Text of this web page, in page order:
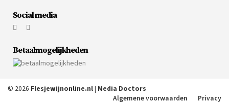
Social media
Betaalmogelijkheden
© 2026 Flesjewijnonline.nl| Media Doctors
Algemene voorwaarden
Privacy